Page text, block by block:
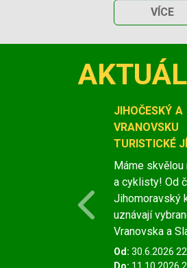
VÍCE
Slide 1 of 1
JIHOČESKÝ
TURISTICKÉ
Máme
a cyklisty! Od
Jihomoravský
uznávají
Vranovska a
Od: 30.6.2026
Previous